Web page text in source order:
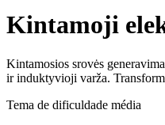
Kintamoji
Kintamosios srovės
ir induktyvioji varža.
Tema de dificuldade média